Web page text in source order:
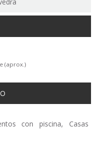
(aprox.)
con piscina, Casas